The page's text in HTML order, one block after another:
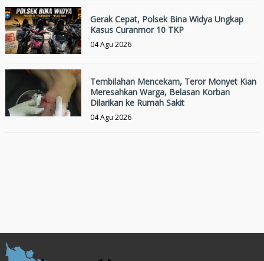
Gerak Cepat, Polsek Bina Widya Ungkap
Kasus Curanmor 10 TKP
04 Agu 2026
Tembilahan Mencekam, Teror Monyet Kian
Meresahkan Warga, Belasan Korban
Dilarikan ke Rumah Sakit
04 Agu 2026